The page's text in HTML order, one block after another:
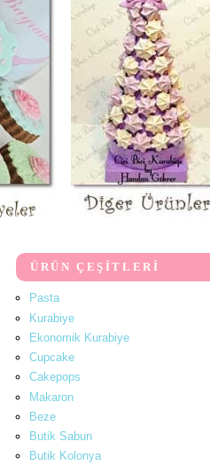
ÜRÜN ÇEŞİTLERİ
Pasta
Kurabiye
Ekonomik Kurabiye
Cupcake
Cakepops
Makaron
Beze
Butik Sabun
Butik Kolonya